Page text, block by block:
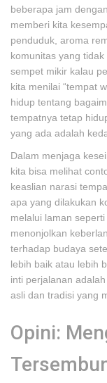
beberapa jam
memberi kita
penduduk, aroma
komunitas yang
sempet mikir kalau
kita menilai “tempat
hidup tentang
tempatnya tetap
yang ada adalah
Dalam menjaga
kita bisa melihat
keaslian narasi
apa yang dilakukan
melalui laman seperti
menonjolkan
terhadap budaya
lebih baik atau lebih
inti perjalanan
asli dan tradisi yang
Opini: